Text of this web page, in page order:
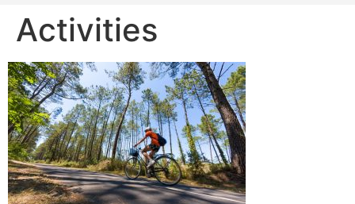
Activities